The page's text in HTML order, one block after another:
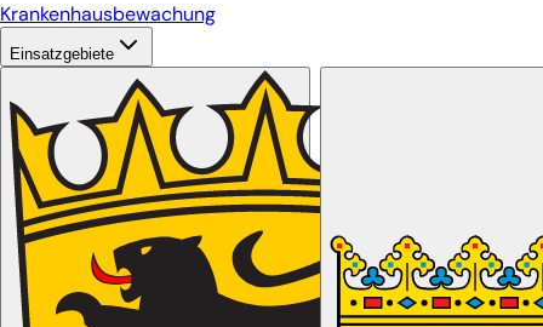
Krankenhausbewachung
Einsatzgebiete